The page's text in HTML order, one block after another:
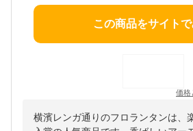
この商品をサイト
価格
横濱レンガ通りのフロランタンは、